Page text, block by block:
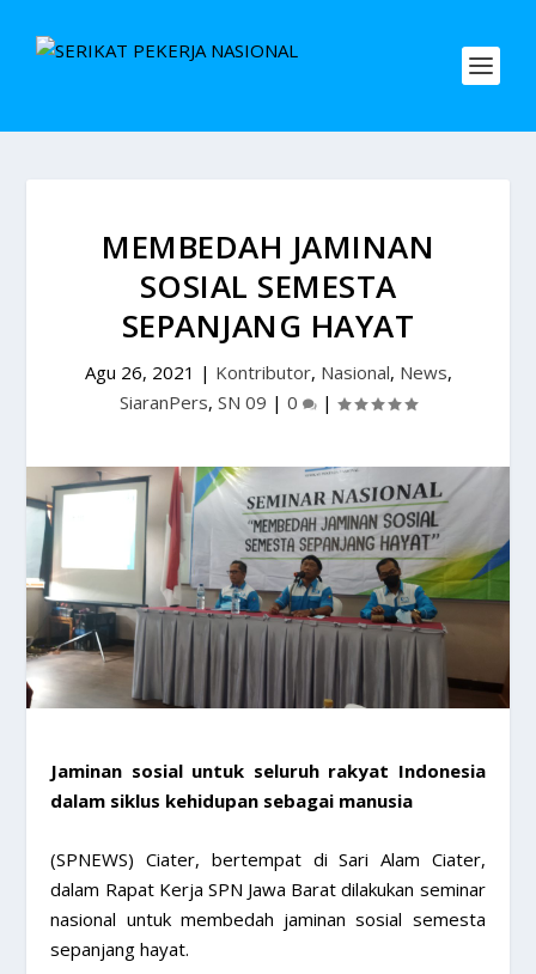
MEMBEDAH JAMINAN
SOSIAL SEMESTA
SEPANJANG HAYAT
Agu 26, 2021 | Kontributor, Nasional, News,
SiaranPers, SN 09 | 0 |
Jaminan sosial untuk seluruh rakyat Indonesia
dalam siklus kehidupan sebagai manusia
(SPNEWS) Ciater, bertempat di Sari Alam Ciater,
dalam Rapat Kerja SPN Jawa Barat dilakukan seminar
nasional untuk membedah jaminan sosial semesta
sepanjang hayat.